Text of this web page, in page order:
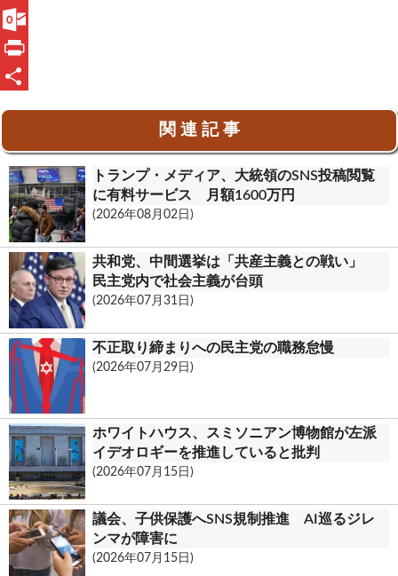
c
e
b
n
e
G
m
a
O
u
.
m
P
関 連 記 事
トランプ・メディア、大統領のSNS投稿閲覧
に有料サービス 月額1600万円
(2026年08月02日)
共和党、中間選挙は「共産主義との戦い」
民主党内で社会主義が台頭
(2026年07月31日)
不正取り締まりへの民主党の職務怠慢
(2026年07月29日)
ホワイトハウス、スミソニアン博物館が左派
イデオロギーを推進していると批判
(2026年07月15日)
議会、子供保護へSNS規制推進 AI巡るジレ
ンマが障害に
(2026年07月15日)